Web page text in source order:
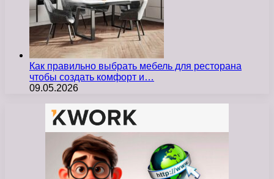
Как правильно выбрать мебель для ресторана
чтобы создать комфорт и…
09.05.2026